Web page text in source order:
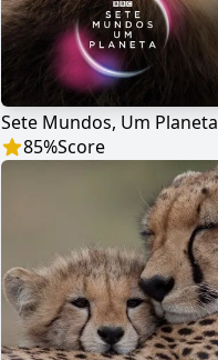
Sete Mundos, Um Planeta
85%Score